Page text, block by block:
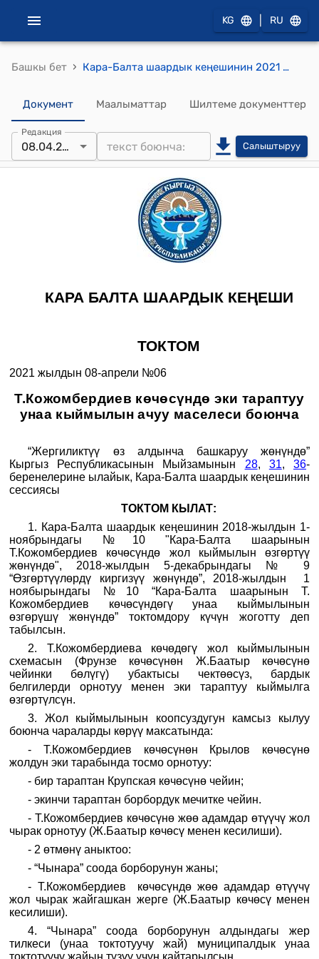
KG RU
Башкы бет › Кара-Балта шаардык кеңешинин 2021 жылдын 08-апрелиндеги №06 "Т.Кожомбердиев көчөсүндө эки тараптуу унаа кыймылын ачуу маселеси боюнча" токтому
Документ Маалыматтар Шилтеме документтер
Редакция
08.04.2021 Салыштыруу